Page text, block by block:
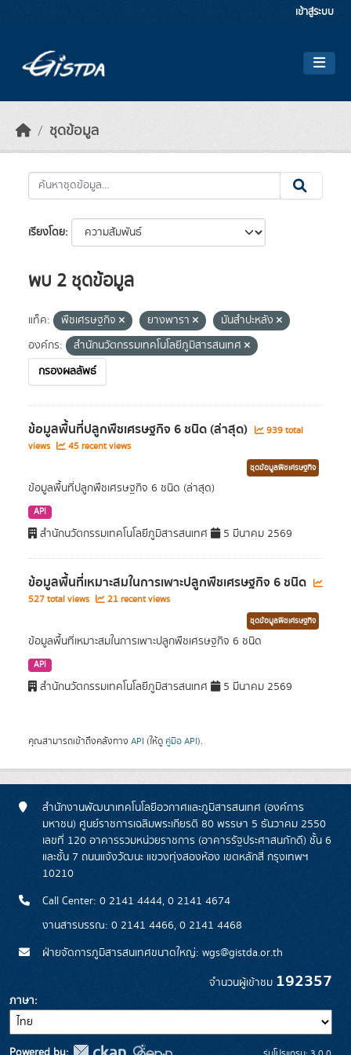
เข้าสู่ระบบ
ชุดข้อมูล
เรียงโดย
พบ 2 ชุดข้อมูล
แท็ค: พืชเศรษฐกิจ ยางพารา
มันสำปะหลัง
องค์กร:
สำนักนวัตกรรมเทคโนโลยีภูมิสารสนเทศ
กรองผลลัพธ์
ข้อมูลพื้นที่ปลูกพืชเศรษฐกิจ 6 ชนิด (ล่าสุด)
939 total
views
45 recent views
ชุดข้อมูลพืชเศรษฐกิจ
ข้อมูลพื้นที่ปลูกพืชเศรษฐกิจ 6 ชนิด (ล่าสุด)
API
สำนักนวัตกรรมเทคโนโลยีภูมิสารสนเทศ 5 มีนาคม 2569
ข้อมูลพื้นที่เหมาะสมในการเพาะปลูกพืชเศรษฐกิจ 6 ชนิด
527 total views 21 recent views
ชุดข้อมูลพืชเศรษฐกิจ
ข้อมูลพื้นที่เหมาะสมในการเพาะปลูกพืชเศรษฐกิจ 6 ชนิด
API
สำนักนวัตกรรมเทคโนโลยีภูมิสารสนเทศ 5 มีนาคม 2569
คุณสามารถเข้าถึงคลังทาง API (ให้ดู คู่มือ API).
สำนักงานพัฒนาเทคโนโลยีอวกาศและภูมิสารสนเทศ (องค์การ
มหาชน) ศูนย์ราชการเฉลิมพระเกียรติ 80 พรรษา 5 ธันวาคม 2550
เลขที่ 120 อาคารรวมหน่วยราชการ (อาคารรัฐประศาสนภักดี) ชั้น 6
และชั้น 7 ถนนแจ้งวัฒนะ แขวงทุ่งสองห้อง เขตหลักสี่ กรุงเทพฯ
10210
Call Center: 0 2141 4444, 0 2141 4674
งานสารบรรณ: 0 2141 4466, 0 2141 4468
ฝ่ายจัดการภูมิสารสนเทศขนาดใหญ่: wgs@gistda.or.th
จำนวนผู้เข้าชม 192357
ภาษา